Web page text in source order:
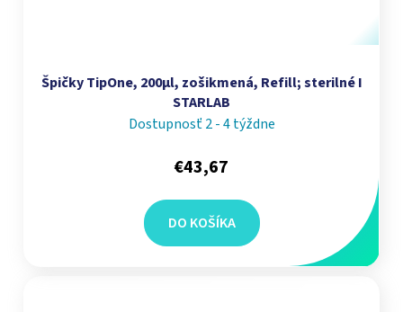
Špičky TipOne, 200µl, zošikmená, Refill; sterilné I
STARLAB
Dostupnosť 2 - 4 týždne
€43,67
DO KOŠÍKA